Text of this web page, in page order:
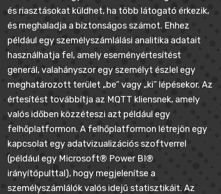
és riasztásokat küldhet, ha több látogató érkezik,
és meghaladja a biztonságos számot. Ehhez
például egy személyszámlálási analitika adatait
használhatja fel, amely eseményértesítést
generál, valahányszor egy személyt észlel egy
meghatározott terület „be” vagy „ki” lépésekor. Az
értesítést továbbítja az MQTT kliensnek, amely
valós időben közzéteszi azt például egy
felhőplatformon. A felhőplatformon létrejön egy
kapcsolat egy adatvizualizációs szoftverrel
(például egy Microsoft® Power BI®
irányítópulttal), hogy megjelenítse a
személyszámlálók valós idejű statisztikáit. Az